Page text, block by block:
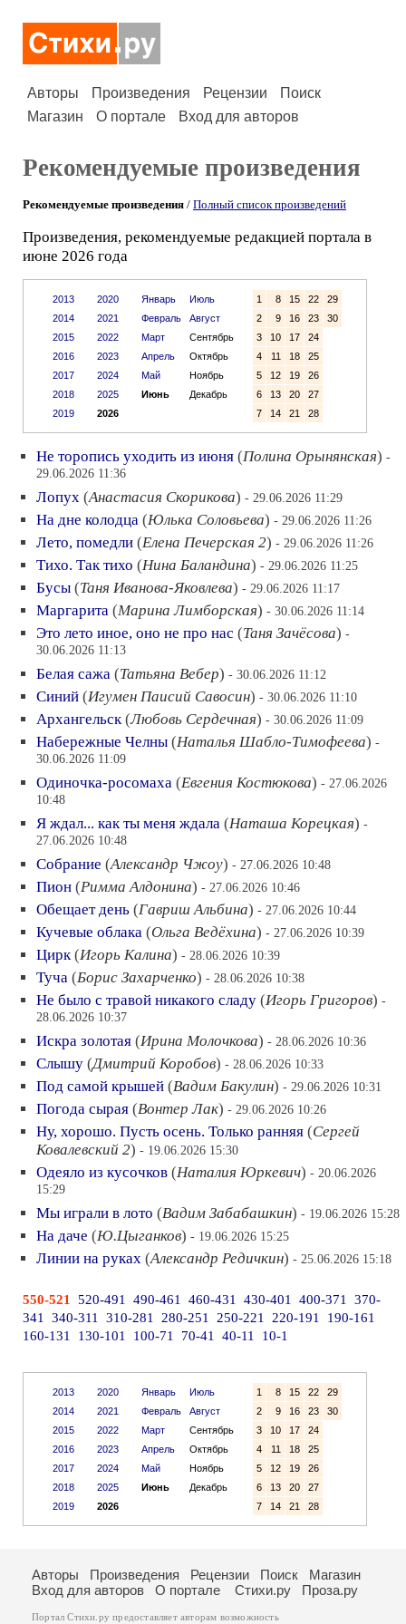
Авторы Произведения Рецензии
Поиск
Магазин
О портале Вход для авторов
Рекомендуемые произведения
Рекомендуемые произведения / Полный список произведений
Произведения, рекомендуемые редакцией портала в
июне 2026 года
2013
2014
2015
2016
2017
2018
2019
2020
2021
2022
2023
2024
2025
2026
Январь
Июль
Февраль
Август
Март
Сентябрь
Апрель
Октябрь
Май
Ноябрь
Июнь
Декабрь
1 8 15 22
29
2
9 16 23
30
3
10 17
24
4
11 18
25
5
12 19
26
6
13 20
27
7
14 21 28
Не торопись уходить из июня (Полина Орынянская) -
29.06.2026 11:36
Лопух (Анастасия Скорикова) - 29.06.2026 11:29
На дне колодца (Юлька Соловьева) - 29.06.2026 11:26
Лето, помедли (Елена Печерская 2) - 29.06.2026 11:26
Тихо. Так тихо (Нина Баландина) - 29.06.2026 11:25
Бусы (Таня Иванова-Яковлева) - 29.06.2026 11:17
Маргарита (Марина Лимборская) - 30.06.2026 11:14
Это лето иное, оно не про нас (Таня Зачёсова) -
30.06.2026 11:13
Белая сажа (Татьяна Вебер) - 30.06.2026 11:12
Синий (Игумен Паисий Савосин) - 30.06.2026 11:10
Архангельск(Любовь Сердечная) - 30.06.2026 11:09
Набережные Челны (Наталья Шабло-Тимофеева) -
30.06.2026 11:09
Одиночка-росомаха (Евгения Костюкова) - 27.06.2026
10:48
Я ждал... как ты меня ждала (Наташа Корецкая) -
27.06.2026 10:48
Собрание (Александр Чжоу) - 27.06.2026 10:48
Пион (Римма Алдонина) - 27.06.2026 10:46
Обещает день (Гавриш Альбина) - 27.06.2026 10:44
Кучевые облака (Ольга Ведёхина) - 27.06.2026 10:39
Цирк(Игорь Калина) - 28.06.2026 10:39
Туча (Борис Захарченко) - 28.06.2026 10:38
Не было с травой никакого сладу (Игорь Григоров) -
28.06.2026 10:37
Искра золотая (Ирина Молочкова) - 28.06.2026 10:36
Слышу (Дмитрий Коробов) - 28.06.2026 10:33
Под самой крышей (Вадим Бакулин) - 29.06.2026 10:31
Погода сырая (Вонтер Лак) - 29.06.2026 10:26
Ну, хорошо. Пусть осень. Только ранняя (Сергей
Ковалевский 2) - 19.06.2026 15:30
Одеяло из кусочков (Наталия Юркевич) - 20.06.2026
15:29
Мы играли в лото (Вадим Забабашкин) - 19.06.2026 15:28
На даче (Ю.Цыганков) - 19.06.2026 15:25
Линии на руках (Александр Редичкин) - 25.06.2026 15:18
550-521 520-491 490-461 460-431 430-401 400-371
370-
341
340-311 310-281 280-251 250-221 220-191
190-161
160-131
130-101 100-71 70-41 40-11 10-1
2013
2014
2015
2016
2017
2018
2019
2020
2021
2022
2023
2024
2025
2026
Январь
Июль
Февраль
Август
Март
Сентябрь
Апрель
Октябрь
Май
Ноябрь
Июнь
Декабрь
1 8 15 22
29
2
9 16 23
30
3
10 17
24
4
11 18
25
5
12 19
26
6
13 20
27
7
14 21 28
Авторы Произведения Рецензии Поиск
Магазин
Вход для авторов
О портале Стихи.ру Проза.ру
Портал Стихи.ру предоставляет авторам возможность